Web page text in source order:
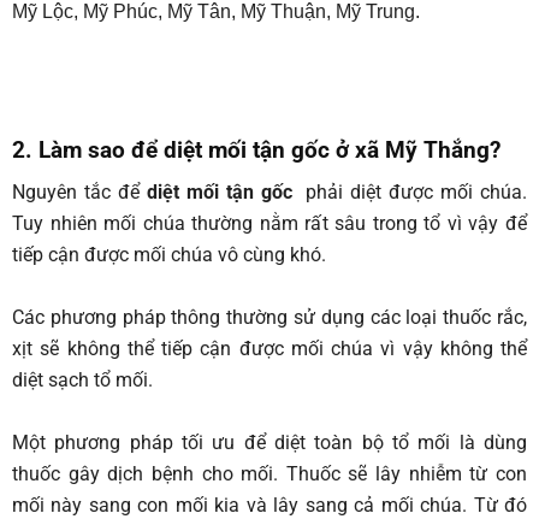
Mỹ Lộc, Mỹ Phúc, Mỹ Tân, Mỹ Thuận, Mỹ Trung.
2. Làm sao để diệt mối tận gốc ở xã Mỹ Thắng?
Nguyên tắc để diệt mối tận gốc
phải diệt được mối chúa.
Tuy nhiên mối chúa thường nằm rất sâu trong tổ vì vậy để
tiếp cận được mối chúa vô cùng khó.
Các phương pháp thông thường sử dụng các loại thuốc rắc,
xịt sẽ không thể tiếp cận được mối chúa vì vậy không thể
diệt sạch tổ mối.
Một phương pháp tối ưu để diệt toàn bộ tổ mối là dùng
thuốc gây dịch bệnh cho mối. Thuốc sẽ lây nhiễm từ con
mối này sang con mối kia và lây sang cả mối chúa. Từ đó